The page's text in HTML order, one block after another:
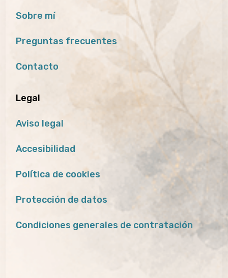
Sobre mí
Preguntas frecuentes
Contacto
Legal
Aviso legal
Accesibilidad
Política de cookies
Protección de datos
Condiciones generales de contratación